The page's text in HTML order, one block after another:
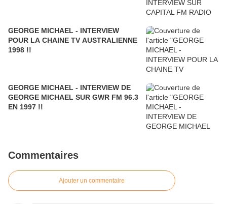
GEORGE MICHAEL - INTERVIEW
POUR LA CHAINE TV AUSTRALIENNE
1998 !!
GEORGE MICHAEL - INTERVIEW DE
GEORGE MICHAEL SUR GWR FM 96.3
EN 1997 !!
Commentaires
Ajouter un commentaire